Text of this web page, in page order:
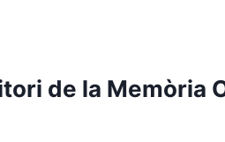
de la Memòria